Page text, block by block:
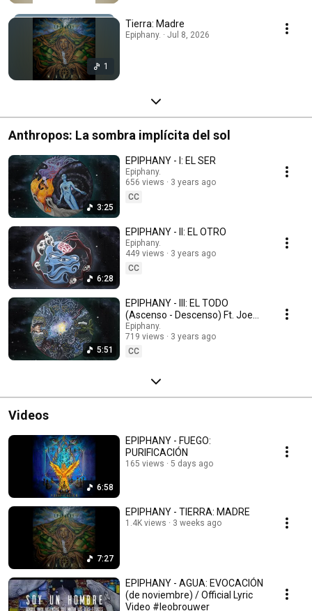
1
Tierra: Madre
Epiphany. · Jul 8, 2026
Anthropos: La sombra implícita del sol
3:25
EPIPHANY - I: EL SER
Epiphany.
656 views
3 years ago
CC
6:28
EPIPHANY - II: EL OTRO
Epiphany.
449 views
3 years ago
CC
5:51
EPIPHANY - III: EL TODO
(Ascenso - Descenso) Ft. Joe
Days
Epiphany.
719 views
3 years ago
CC
Videos
6:58
EPIPHANY - FUEGO:
PURIFICACIÓN
165 views 5 days ago
7:27
EPIPHANY - TIERRA: MADRE
1.4K views 3 weeks ago
EPIPHANY - AGUA: EVOCACIÓN
(de noviembre) / Official Lyric
Video #leobrouwer